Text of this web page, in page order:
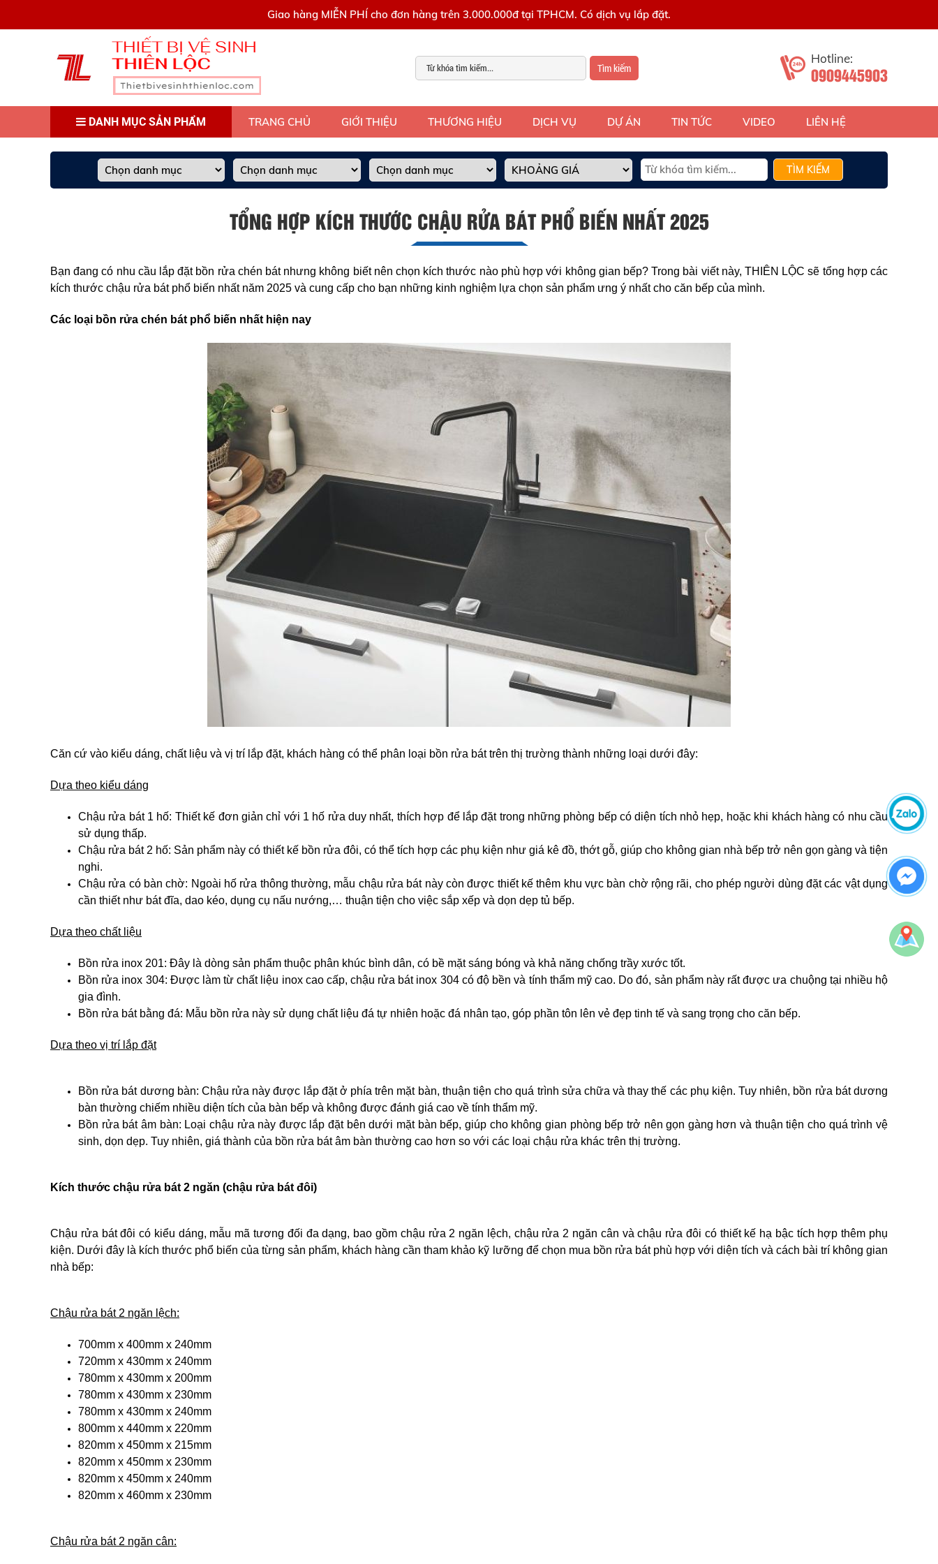
Giao hàng MIỄN PHÍ cho đơn hàng trên 3.000.000đ tại TPHCM. Có dịch vụ lắp đặt.
Tìm kiếm
Hotline:
0909445903
DANH MỤC SẢN PHẨM TRANG CHỦ GIỚI THIỆU THƯƠNG HIỆU DỊCH VỤ DỰ ÁN TIN TỨC VIDEO LIÊN HỆ
TÌM KIẾM
TỔNG HỢP KÍCH THƯỚC CHẬU RỬA BÁT PHỔ BIẾN NHẤT 2025
Bạn đang có nhu cầu lắp đặt bồn rửa chén bát nhưng không biết nên chọn kích thước nào phù hợp với không gian bếp? Trong bài viết này, THIÊN LỘC sẽ tổng hợp các
kích thước chậu rửa bát phổ biến nhất năm 2025 và cung cấp cho bạn những kinh nghiệm lựa chọn sản phẩm ưng ý nhất cho căn bếp của mình.
Các loại bồn rửa chén bát phổ biến nhất hiện nay
Căn cứ vào kiểu dáng, chất liệu và vị trí lắp đặt, khách hàng có thể phân loại bồn rửa bát trên thị trường thành những loại dưới đây:
Dựa theo kiểu dáng
Chậu rửa bát 1 hố: Thiết kế đơn giản chỉ với 1 hố rửa duy nhất, thích hợp để lắp đặt trong những phòng bếp có diện tích nhỏ hẹp, hoặc khi khách hàng có nhu cầu
sử dụng thấp.
Chậu rửa bát 2 hố: Sản phẩm này có thiết kế bồn rửa đôi, có thể tích hợp các phụ kiện như giá kê đồ, thớt gỗ, giúp cho không gian nhà bếp trở nên gọn gàng và tiện
nghi.
Chậu rửa có bàn chờ: Ngoài hố rửa thông thường, mẫu chậu rửa bát này còn được thiết kế thêm khu vực bàn chờ rộng rãi, cho phép người dùng đặt các vật dụng
cần thiết như bát đĩa, dao kéo, dụng cụ nấu nướng,… thuận tiện cho việc sắp xếp và dọn dẹp tủ bếp.
Dựa theo chất liệu
Bồn rửa inox 201: Đây là dòng sản phẩm thuộc phân khúc bình dân, có bề mặt sáng bóng và khả năng chống trầy xước tốt.
Bồn rửa inox 304: Được làm từ chất liệu inox cao cấp, chậu rửa bát inox 304 có độ bền và tính thẩm mỹ cao. Do đó, sản phẩm này rất được ưa chuộng tại nhiều hộ
gia đình.
Bồn rửa bát bằng đá: Mẫu bồn rửa này sử dụng chất liệu đá tự nhiên hoặc đá nhân tạo, góp phần tôn lên vẻ đẹp tinh tế và sang trọng cho căn bếp.
Dựa theo vị trí lắp đặt
Bồn rửa bát dương bàn: Chậu rửa này được lắp đặt ở phía trên mặt bàn, thuận tiện cho quá trình sửa chữa và thay thế các phụ kiện. Tuy nhiên, bồn rửa bát dương
bàn thường chiếm nhiều diện tích của bàn bếp và không được đánh giá cao về tính thẩm mỹ.
Bồn rửa bát âm bàn: Loại chậu rửa này được lắp đặt bên dưới mặt bàn bếp, giúp cho không gian phòng bếp trở nên gọn gàng hơn và thuận tiện cho quá trình vệ
sinh, dọn dẹp. Tuy nhiên, giá thành của bồn rửa bát âm bàn thường cao hơn so với các loại chậu rửa khác trên thị trường.
Kích thước chậu rửa bát 2 ngăn (chậu rửa bát đôi)
Chậu rửa bát đôi có kiểu dáng, mẫu mã tương đối đa dạng, bao gồm chậu rửa 2 ngăn lệch, chậu rửa 2 ngăn cân và chậu rửa đôi có thiết kế hạ bậc tích hợp thêm phụ
kiện. Dưới đây là kích thước phổ biến của từng sản phẩm, khách hàng cần tham khảo kỹ lưỡng để chọn mua bồn rửa bát phù hợp với diện tích và cách bài trí không gian
nhà bếp:
Chậu rửa bát 2 ngăn lệch:
700mm x 400mm x 240mm
720mm x 430mm x 240mm
780mm x 430mm x 200mm
780mm x 430mm x 230mm
780mm x 430mm x 240mm
800mm x 440mm x 220mm
820mm x 450mm x 215mm
820mm x 450mm x 230mm
820mm x 450mm x 240mm
820mm x 460mm x 230mm
Chậu rửa bát 2 ngăn cân: